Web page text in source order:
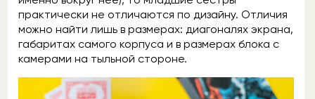
практически не отличаются по дизайну. Отличия
можно найти лишь в размерах: диагоналях экрана,
габаритах самого корпуса и в размерах блока с
камерами на тыльной стороне.